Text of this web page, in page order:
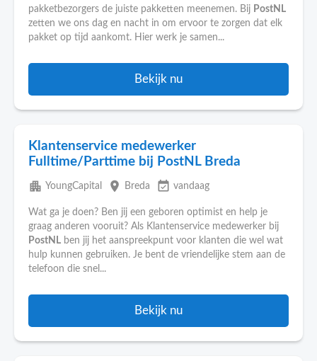
pakketbezorgers de juiste pakketten meenemen. Bij PostNL
zetten we ons dag en nacht in om ervoor te zorgen dat elk
pakket op tijd aankomt. Hier werk je samen...
Bekijk nu
Klantenservice medewerker
Fulltime/Parttime bij PostNL Breda
apartment YoungCapital place Breda event_available vandaag
Wat ga je doen? Ben jij een geboren optimist en help je
graag anderen vooruit? Als Klantenservice medewerker bij
PostNL ben jij het aanspreekpunt voor klanten die wel wat
hulp kunnen gebruiken. Je bent de vriendelijke stem aan de
telefoon die snel...
Bekijk nu